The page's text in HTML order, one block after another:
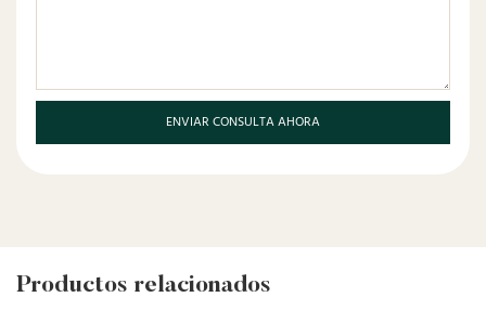
ENVIAR CONSULTA AHORA
Productos relacionados